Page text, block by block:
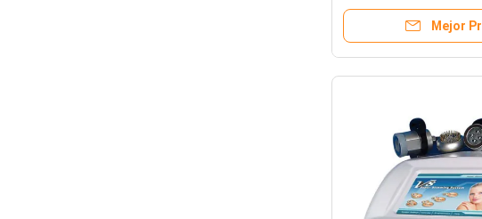
del Liposuction
Mejor